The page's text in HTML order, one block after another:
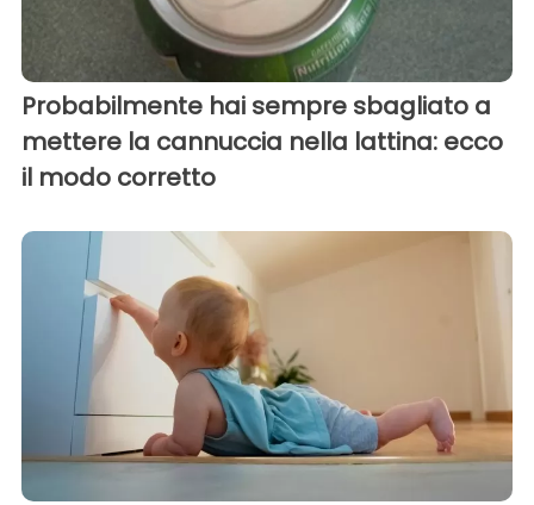
Probabilmente hai sempre sbagliato a
mettere la cannuccia nella lattina: ecco
il modo corretto